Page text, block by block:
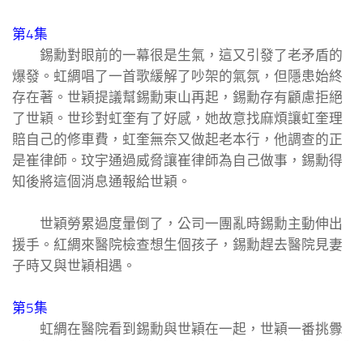
第4集
錫勳對眼前的一幕很是生氣，這又引發了老矛盾的
爆發。虹綢唱了一首歌緩解了吵架的氣氛，但隱患始終
存在著。世穎提議幫錫勳東山再起，錫勳存有顧慮拒絕
了世穎。世珍對虹奎有了好感，她故意找麻煩讓虹奎理
賠自己的修車費，虹奎無奈又做起老本行，他調查的正
是崔律師。玟宇通過威脅讓崔律師為自己做事，錫勳得
知後將這個消息通報給世穎。
世穎勞累過度暈倒了，公司一團亂時錫勳主動伸出
援手。紅綢來醫院檢查想生個孩子，錫勳趕去醫院見妻
子時又與世穎相遇。
第5集
虹綢在醫院看到錫勳與世穎在一起，世穎一番挑釁